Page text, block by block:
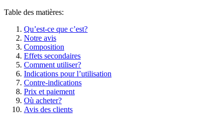
Table des matières:
Qu’est-ce que c’est?
Notre avis
Composition
Effets secondaires
Comment utiliser?
Indications pour l’utilisation
Contre-indications
Prix et paiement
Où acheter?
Avis des clients